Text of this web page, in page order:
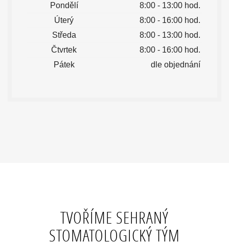
Pondělí
8:00 - 13:00 hod.
Úterý
8:00 - 16:00 hod.
Středa
8:00 - 13:00 hod.
Čtvrtek
8:00 - 16:00 hod.
Pátek
dle objednání
TVOŘÍME SEHRANÝ
STOMATOLOGICKÝ TÝM